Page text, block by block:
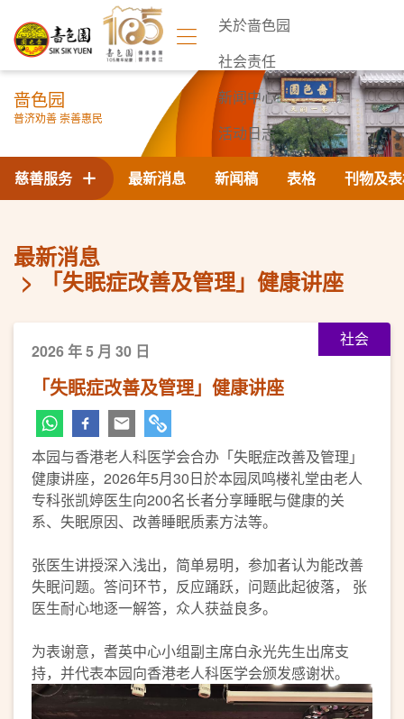
关於啬色园
社会责任
新闻中心
活动日志
联络我们
啬色园
普济劝善 崇善惠民
最新消息 新闻稿 表格 刊物及
慈善服务
最新消息
「失眠症改善及管理」健康讲座
社会
2026 年 5 月 30 日
「失眠症改善及管理」健康讲座
本园与香港老人科医学会合办「失眠症改善及管理」
健康讲座，2026年5月30日於本园凤鸣楼礼堂由老人
专科张凯婷医生向200名长者分享睡眠与健康的关
系、失眠原因、改善睡眠质素方法等。
张医生讲授深入浅出，简单易明，参加者认为能改善
失眠问题。答问环节，反应踊跃，问题此起彼落， 张
医生耐心地逐一解答，众人获益良多。
为表谢意，耆英中心小组副主席白永光先生出席支
持，并代表本园向香港老人科医学会颁发感谢状。